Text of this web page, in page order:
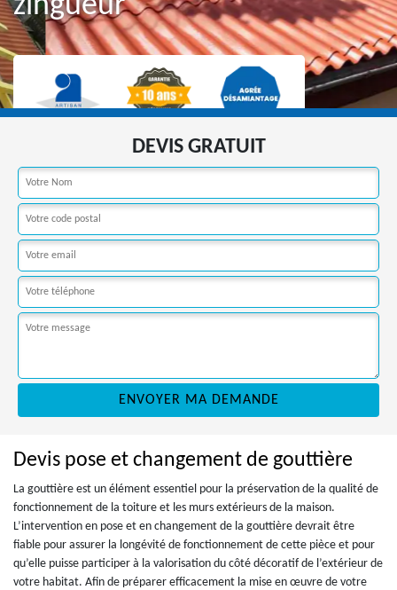
DEVIS GRATUIT
Devis pose et changement de gouttière
La gouttière est un élément essentiel pour la préservation de la qualité de
fonctionnement de la toiture et les murs extérieurs de la maison.
L’intervention en pose et en changement de la gouttière devrait être
fiable pour assurer la longévité de fonctionnement de cette pièce et pour
qu’elle puisse participer à la valorisation du côté décoratif de l’extérieur de
votre habitat. Afin de préparer efficacement la mise en œuvre de votre